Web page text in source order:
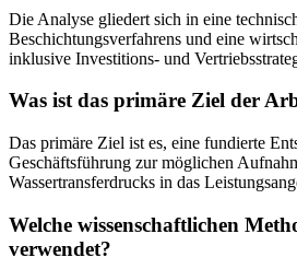
Die Analyse gliedert sich in eine
Beschichtungsverfahrens und eine
inklusive Investitions- und
Was ist das primäre Ziel der
Das primäre Ziel ist es, eine fundierte
Geschäftsführung zur möglichen
Wassertransferdrucks in das
Welche wissenschaftlichen
verwendet?